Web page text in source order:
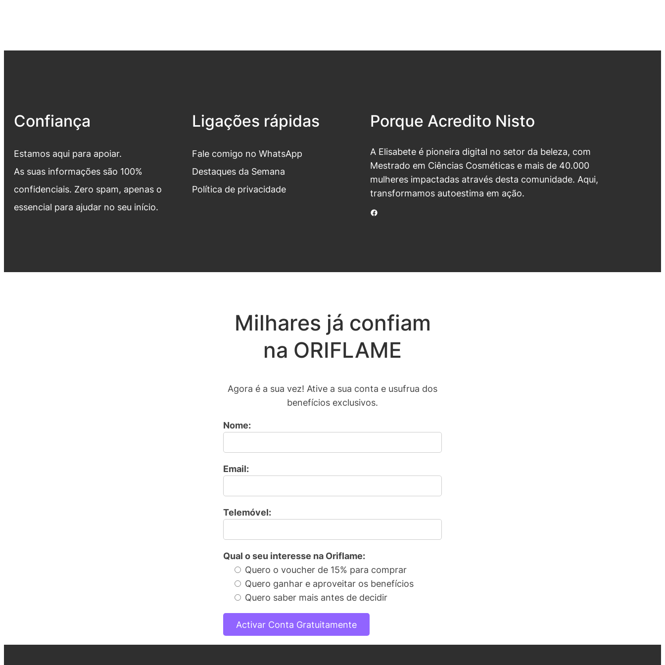
Confiança
Estamos aqui para apoiar.
As suas informações são 100%
confidenciais. Zero spam, apenas o
essencial para ajudar no seu início.
Ligações rápidas
Fale comigo no WhatsApp
Destaques da Semana
Política de privacidade
Porque Acredito Nisto
A Elisabete é pioneira digital no setor da beleza, com
Mestrado em Ciências Cosméticas e mais de 40.000
mulheres impactadas através desta comunidade. Aqui,
transformamos autoestima em ação.
Facebook
Milhares já confiam
na ORIFLAME
Agora é a sua vez! Ative a sua conta e usufrua dos
benefícios exclusivos.
Nome:
Email:
Telemóvel:
Qual o seu interesse na Oriflame:
Quero o voucher de 15% para comprar
Quero ganhar e aproveitar os benefícios
Quero saber mais antes de decidir